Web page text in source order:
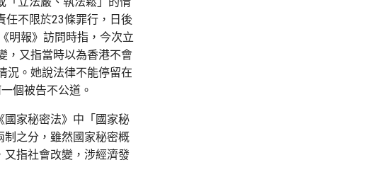
任不限於23條罪行，日後
明報》訪問時指，今次立
，又指當時以為香港不會
況。她說法律不能停留在
個被告不公道。
家秘密法》中「國家秘
制之分，雖然國家秘密概
又指社會改變，涉經濟發